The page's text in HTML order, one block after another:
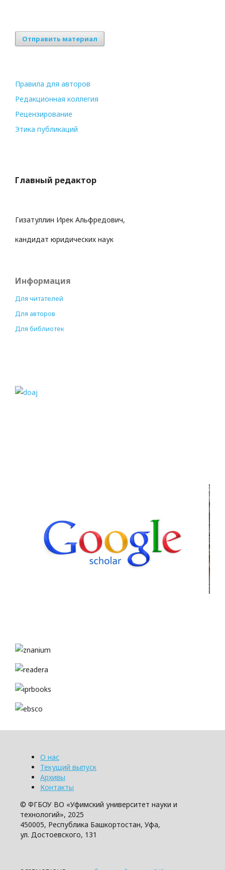
Отправить материал
Правила для авторов
Редакционная коллегия
Рецензирование
Этика публикаций
Главный редактор
Гизатуллин Ирек Альфредович,
кандидат юридических наук
Информация
Для читателей
Для авторов
Для библиотек
О нас
Текущий выпуск
Архивы
Контакты
© ФГБОУ ВО «Уфимский университет науки и
технологий», 2025
450005, Республика Башкортостан, Уфа,
ул. Достоевского, 131